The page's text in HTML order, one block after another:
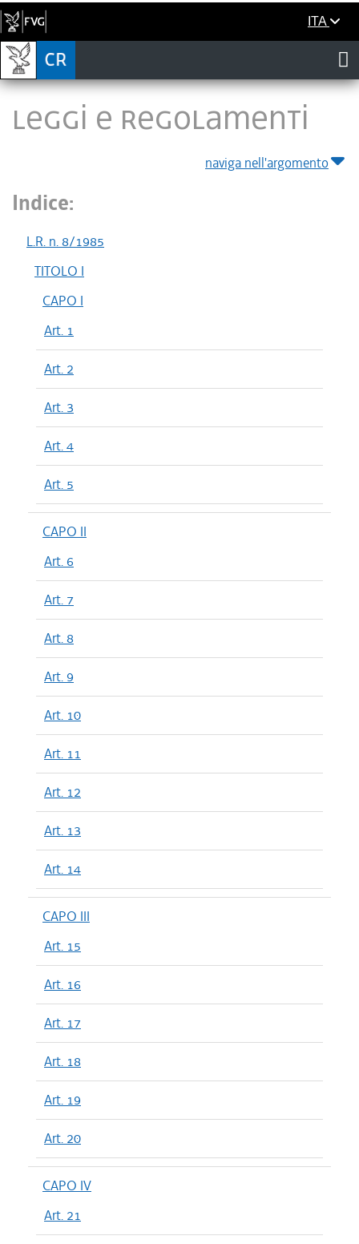
ITA
LEGGI E REGOLAMENTI
naviga nell'argomento
Indice:
L.R. n. 8/1985
TITOLO I
CAPO I
Art. 1
Art. 2
Art. 3
Art. 4
Art. 5
CAPO II
Art. 6
Art. 7
Art. 8
Art. 9
Art. 10
Art. 11
Art. 12
Art. 13
Art. 14
CAPO III
Art. 15
Art. 16
Art. 17
Art. 18
Art. 19
Art. 20
CAPO IV
Art. 21